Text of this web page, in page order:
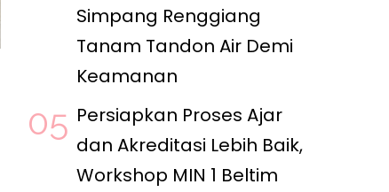
Simpang Renggiang
Tanam Tandon Air Demi
Keamanan
Persiapkan Proses Ajar
dan Akreditasi Lebih Baik,
Workshop MIN 1 Beltim